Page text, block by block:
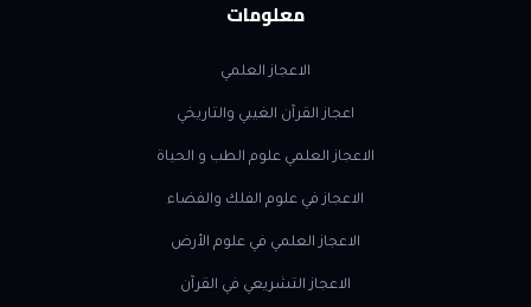
معلومات
الاعجاز العلمي
اعجاز القرآن الغيبي والتاريخي
الاعجاز العلمي علوم الطب و الحياة
الاعجاز في علوم الفلك والفضاء
الاعجاز العلمي في علوم الأرض
الاعجاز التشريعي في القرآن